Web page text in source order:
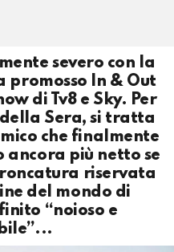
severo con la
promosso In & Out
di Tv8 e Sky. Per
Sera, si tratta
che finalmente
ancora più netto se
riservata
del mondo di
“noioso e